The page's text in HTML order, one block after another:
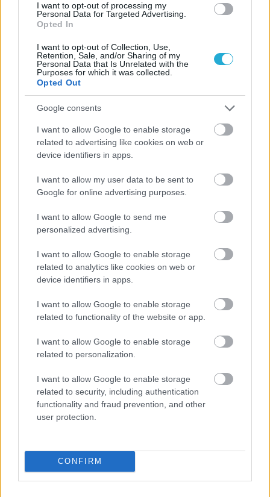
I want to opt-out of processing my
Personal Data for Targeted Advertising.
Opted In
I want to opt-out of Collection, Use,
Retention, Sale, and/or Sharing of my
Personal Data that Is Unrelated with the
Purposes for which it was collected.
Opted Out
Google consents
I want to allow Google to enable storage
related to advertising like cookies on web or
device identifiers in apps.
I want to allow my user data to be sent to
Google for online advertising purposes.
I want to allow Google to send me
personalized advertising.
I want to allow Google to enable storage
related to analytics like cookies on web or
device identifiers in apps.
I want to allow Google to enable storage
related to functionality of the website or app.
I want to allow Google to enable storage
related to personalization.
I want to allow Google to enable storage
related to security, including authentication
functionality and fraud prevention, and other
user protection.
CONFIRM
γυναικών.
Αήττητος ο Φοίνικας οδηγεί την κούρσα
κατηγορίας γυναικών ΕΣΠΕΔΑ τα αποτελέσματα και η
βαθμολογία έχουν ως εξής:
Προηγούμενο 1 2